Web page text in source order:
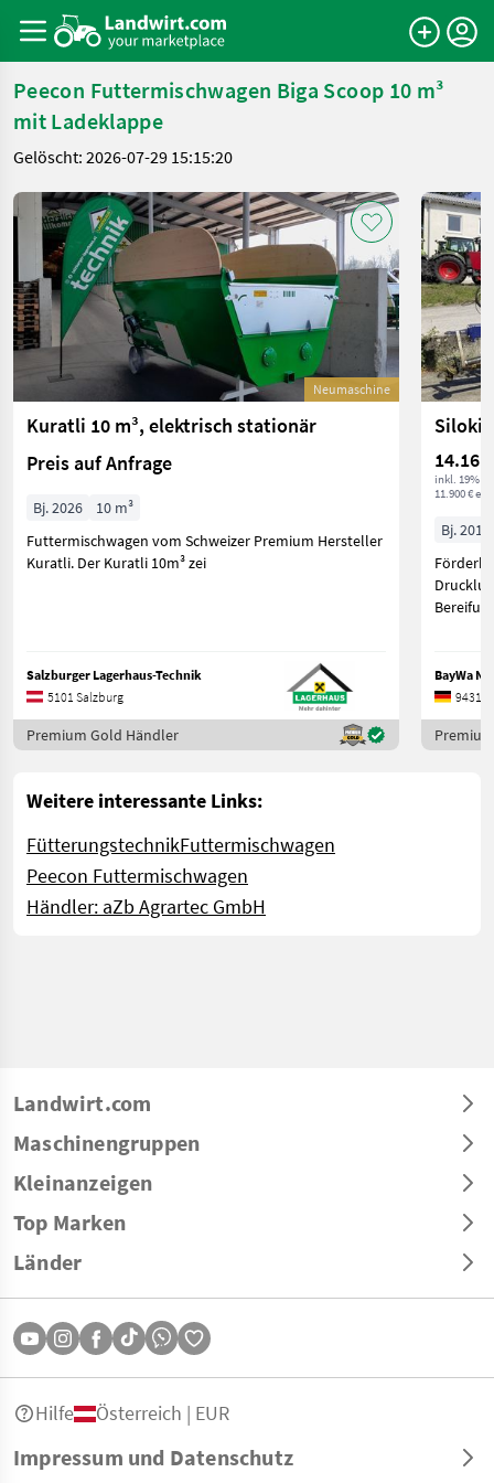
Peecon Futtermischwagen Biga Scoop 10 m³
mit Ladeklappe
Gelöscht: 2026-07-29 15:15:20
Neumaschine
Kuratli 10 m³, elektrisch stationär
Preis auf Anfrage
Bj. 2026
10 m³
Futtermischwagen vom Schweizer Premium Hersteller
Kuratli. Der Kuratli 10m³ zei
Salzburger Lagerhaus-Technik
5101 Salzburg
Premium Gold Händler
14.161
inkl. 19%
11.900 €
Bj. 2014
Druckluft
BayWa
94315
Weitere interessante Links:
FütterungstechnikFuttermischwagen
Peecon Futtermischwagen
Händler: aZb Agrartec GmbH
Landwirt.com
Maschinengruppen
Kleinanzeigen
Top Marken
Länder
Impressum und Datenschutz
Hilfe Österreich | EUR